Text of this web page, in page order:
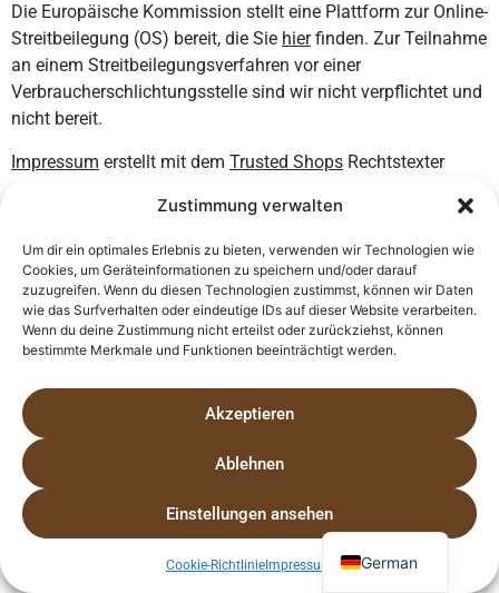
Zustimmung verwalten
Um dir ein optimales Erlebnis zu bieten, verwenden wir Technologien wie
Cookies, um Geräteinformationen zu speichern und/oder darauf
zuzugreifen. Wenn du diesen Technologien zustimmst, können wir Daten
wie das Surfverhalten oder eindeutige IDs auf dieser Website verarbeiten.
Wenn du deine Zustimmung nicht erteilst oder zurückziehst, können
bestimmte Merkmale und Funktionen beeinträchtigt werden.
Akzeptieren
Ablehnen
Einstellungen ansehen
Cookie-Richtlinie Impressum
Die Europäische Kommission stellt eine Plattform zur Online-
Streitbeilegung (OS) bereit, die Sie hierfinden. Zur Teilnahme
an einem Streitbeilegungsverfahren vor einer
Verbraucherschlichtungsstelle sind wir nicht verpflichtet und
nicht bereit.
Impressum erstellt mit dem Trusted Shops Rechtstexter
Website erstellt vonLetis24
AGB·Datenschutz·Cookie-Richtlinien
Alle Rechte vorbehalten
German